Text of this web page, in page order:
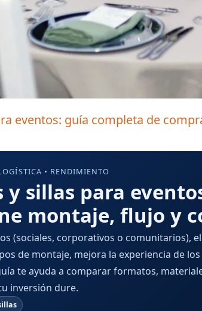
eventos: guía completa de
• RENDIMIENTO
y sillas para
montaje, flujo y
(sociales, corporativos o comunitarios),
de montaje, mejora la experiencia de
te ayuda a comparar formatos,
inversión dure.